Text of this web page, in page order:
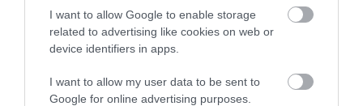
I want to allow Google to enable storage
related to advertising like cookies on web or
device identifiers in apps.
I want to allow my user data to be sent to
Google for online advertising purposes.
Na prehratie tohto videa musíte akceptovať súbory
cookie!
POZRITE SI VIDEO
„Azért mertük használni a humornak ezt az őszinte
formáját egy nemzetközi kampányban, hogy
felkeltsük vele az emberek figyelmét, és be is jött!
Ennek a megközelítési módnak persze vannak
buktatói, de szerencsére egyhangúan pozitív